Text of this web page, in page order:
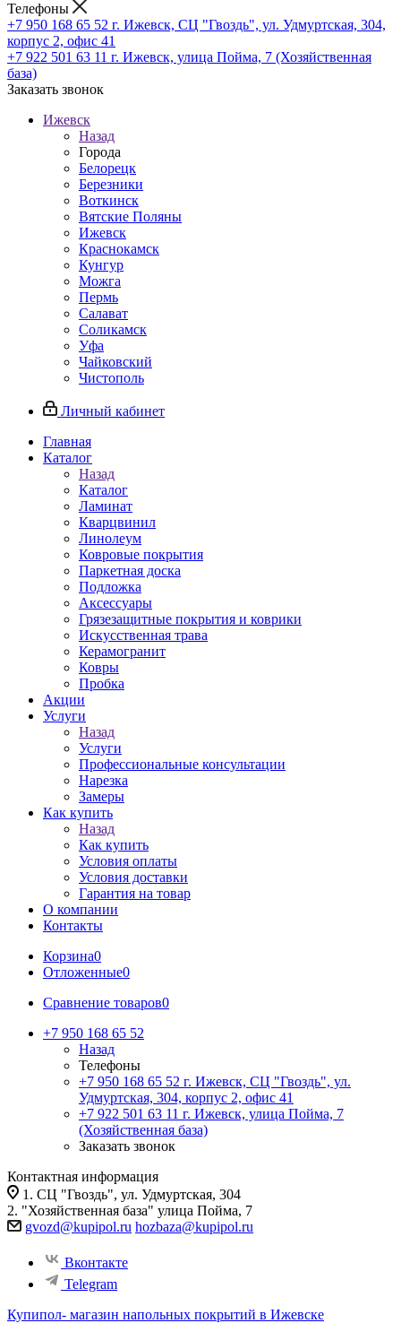
Телефоны
+7 950 168 65 52 г. Ижевск, СЦ "Гвоздь", ул. Удмуртская, 304,
корпус 2, офис 41
+7 922 501 63 11 г. Ижевск, улица Пойма, 7 (Хозяйственная
база)
Заказать звонок
Ижевск
Назад
Города
Белорецк
Березники
Воткинск
Вятские Поляны
Ижевск
Краснокамск
Кунгур
Можга
Пермь
Салават
Соликамск
Уфа
Чайковский
Чистополь
Личный кабинет
Главная
Каталог
Назад
Каталог
Ламинат
Кварцвинил
Линолеум
Ковровые покрытия
Паркетная доска
Подложка
Аксессуары
Грязезащитные покрытия и коврики
Искусственная трава
Керамогранит
Ковры
Пробка
Акции
Услуги
Назад
Услуги
Профессиональные консультации
Нарезка
Замеры
Как купить
Назад
Как купить
Условия оплаты
Условия доставки
Гарантия на товар
О компании
Контакты
Корзина0
Отложенные0
Сравнение товаров0
+7 950 168 65 52
Назад
Телефоны
+7 950 168 65 52 г. Ижевск, СЦ "Гвоздь", ул.
Удмуртская, 304, корпус 2, офис 41
+7 922 501 63 11 г. Ижевск, улица Пойма, 7
(Хозяйственная база)
Заказать звонок
Контактная информация
1. СЦ "Гвоздь", ул. Удмуртская, 304
2. "Хозяйственная база" улица Пойма, 7
gvozd@kupipol.ru hozbaza@kupipol.ru
Вконтакте
Telegram
Купипол- магазин напольных покрытий в Ижевске